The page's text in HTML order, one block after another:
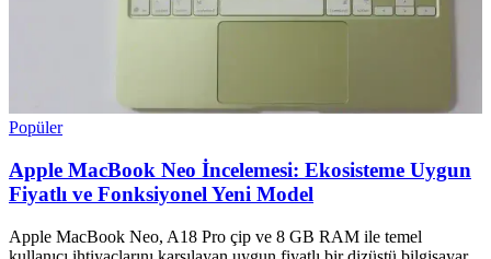
Popüler
Apple MacBook Neo İncelemesi: Ekosisteme Uygun
Fiyatlı ve Fonksiyonel Yeni Model
Apple MacBook Neo, A18 Pro çip ve 8 GB RAM ile temel